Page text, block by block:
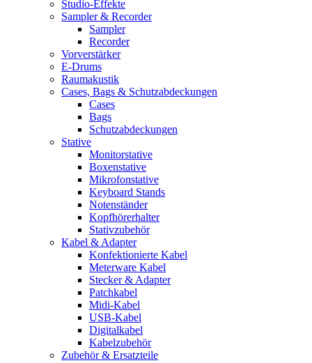
Studio-Effekte
Sampler & Recorder
Sampler
Recorder
Vorverstärker
E-Drums
Raumakustik
Cases, Bags & Schutzabdeckungen
Cases
Bags
Schutzabdeckungen
Stative
Monitorstative
Boxenstative
Mikrofonstative
Keyboard Stands
Notenständer
Kopfhörerhalter
Stativzubehör
Kabel & Adapter
Konfektionierte Kabel
Meterware Kabel
Stecker & Adapter
Patchkabel
Midi-Kabel
USB-Kabel
Digitalkabel
Kabelzubehör
Zubehör & Ersatzteile